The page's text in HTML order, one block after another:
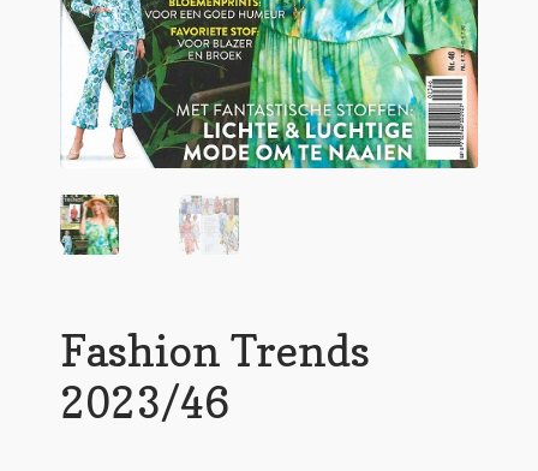
Fashion Trends
2023/46